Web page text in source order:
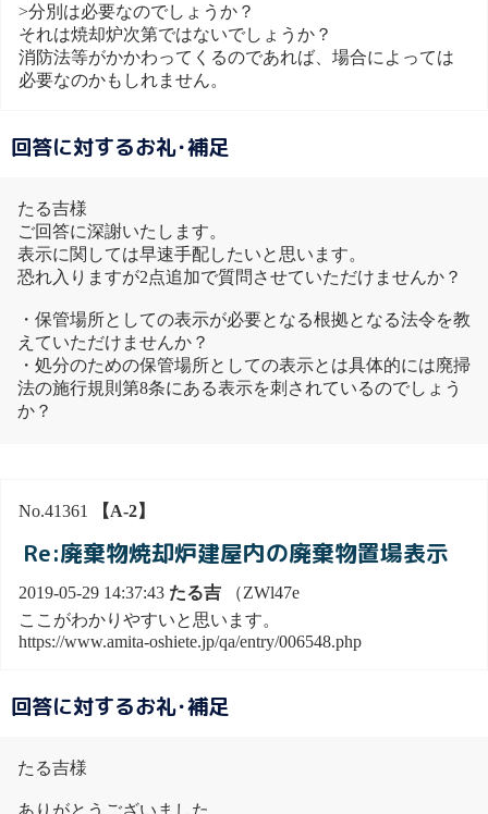
>分別は必要なのでしょうか？
それは焼却炉次第ではないでしょうか？
消防法等がかかわってくるのであれば、場合によっては
必要なのかもしれません。
回答に対するお礼･補足
たる吉様
ご回答に深謝いたします。
表示に関しては早速手配したいと思います。
恐れ入りますが2点追加で質問させていただけませんか？
・保管場所としての表示が必要となる根拠となる法令を教
えていただけませんか？
・処分のための保管場所としての表示とは具体的には廃掃
法の施行規則第8条にある表示を刺されているのでしょう
か？
No.41361 【A-2】
Re:廃棄物焼却炉建屋内の廃棄物置場表示
2019-05-29 14:37:43 たる吉 （ZWl47e
ここがわかりやすいと思います。
https://www.amita-oshiete.jp/qa/entry/006548.php
回答に対するお礼･補足
たる吉様
ありがとうございました。